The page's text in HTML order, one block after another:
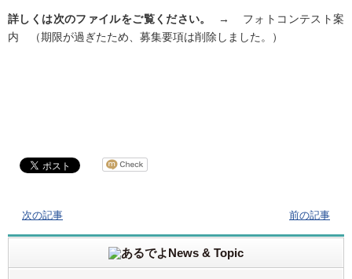
詳しくは次のファイルをご覧ください。
→ フォトコンテスト案
内 （期限が過ぎたため、募集要項は削除しました。）
次の記事 前の記事